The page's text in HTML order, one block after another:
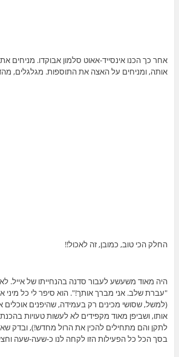
אחר כך הכנו אינסייד-אאוט סלמון אבוקדו. מניחים
אותה, ומניחים על האצה את התוספות. מגלגלים,
החלק הכי טוב, כמובן, זה לאכול!!
היה מאוד משעשע לעבור סדנה בהנחייתו של אייל.
"עברת שלב. אני מברך אותך!". הוא סיפר לי כל מיני
(למשל, שסושי מכינים רק בעמידה, שהיפנים אוכלים
אותו, ושביפן מאוד מקפידים לא לעשות טעויות
לתקן והם מתחילים להכין את הרול מחדש!), ובדק
בסך הכל כל הפעילות הזו לקחה לנו כ-שעה-שעה